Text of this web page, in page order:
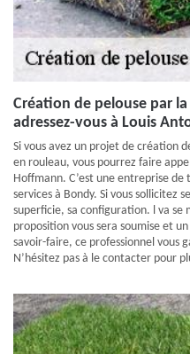
Création de pelouse par
adressez-vous à Louis
Si vous avez un projet de création
en rouleau, vous pourrez faire
Hoffmann. C’est une entreprise
services à Bondy. Si vous sollicitez
superficie, sa configuration. l va
proposition vous sera soumise et
savoir-faire, ce professionnel vous
N’hésitez pas à le contacter pour